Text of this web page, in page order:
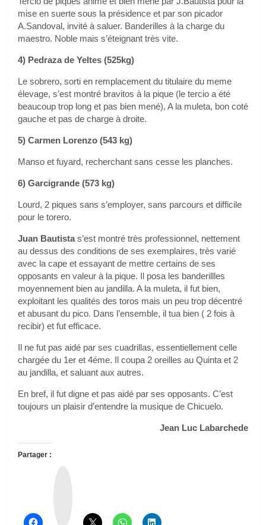
mise en suerte sous la présidence et par son picador
A.Sandoval, invité à saluer. Banderilles à la charge du
maestro. Noble mais s’éteignant très vite.
4) Pedraza de Yeltes (525kg)
Le sobrero, sorti en remplacement du titulaire du meme
élevage, s’est montré bravitos à la pique (le tercio a été
beaucoup trop long et pas bien mené), A la muleta, bon coté
gauche et pas de charge à droite.
5) Carmen Lorenzo (543 kg)
Manso et fuyard, recherchant sans cesse les planches.
6) Garcigrande (573 kg)
Lourd, 2 piques sans s’employer, sans parcours et difficile
pour le torero.
Juan Bautistas’est montré très professionnel, nettement
au dessus des conditions de ses exemplaires, très varié
avec la cape et essayant de mettre certains de ses
opposants en valeur à la pique. Il posa les banderillles
moyennement bien au jandilla. A la muleta, il fut bien,
exploitant les qualités des toros mais un peu trop décentré
et abusant du pico. Dans l’ensemble, il tua bien ( 2 fois à
recibir) et fut efficace.
Il ne fut pas aidé par ses cuadrillas, essentiellement celle
chargée du 1er et 4éme. Il coupa 2 oreilles au Quinta et 2
au jandilla, et saluant aux autres.
En bref, il fut digne et pas aidé par ses opposants. C’est
toujours un plaisir d’entendre la musique de Chicuelo.
Jean Luc Labarchede
Partager :